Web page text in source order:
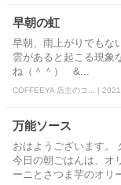
早朝の虹
早朝、雨上がりでもな
雲があると起こる現象
ね（＾＾） &...
COFFEEYA 店主のコ... |
万能ソース
おはようございます
今日の朝ごはんは、オ
ーニとさつま芋のオリ